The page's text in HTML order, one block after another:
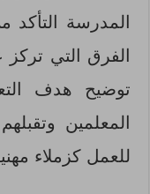
المدرسة
الفرق التي
توضيح هدف
المعلمين
للعمل كزملاء